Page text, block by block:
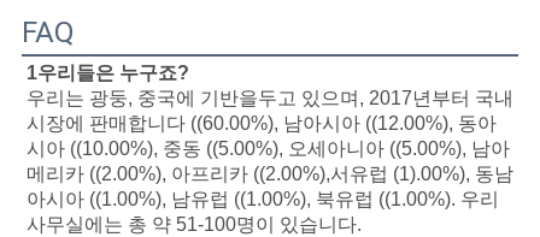
FAQ
1우리들은 누구죠?
우리는 광둥, 중국에 기반을두고 있으며, 2017년부터 국내
시장에 판매합니다 ((60.00%), 남아시아 ((12.00%), 동아
시아 ((10.00%), 중동 ((5.00%), 오세아니아 ((5.00%), 남아
메리카 ((2.00%), 아프리카 ((2.00%),서유럽 (1).00%), 동남
아시아 ((1.00%), 남유럽 ((1.00%), 북유럽 ((1.00%). 우리
사무실에는 총 약 51-100명이 있습니다.